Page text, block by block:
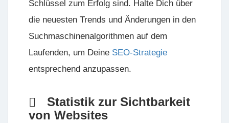
Schlüssel zum Erfolg sind. Halte Dich über
die neuesten Trends und Änderungen in den
Suchmaschinenalgorithmen auf dem
Laufenden, um Deine SEO-Strategie
entsprechend anzupassen.
Statistik zur Sichtbarkeit
von Websites